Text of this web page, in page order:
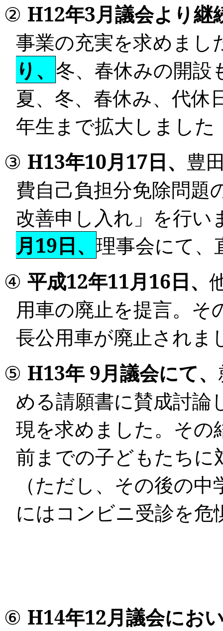
② H12年3月議会より継
事業の充実を求めまし
り、 冬、春休みの開設
夏、冬、春休み、代休
年生まで拡大しました
③ H13年10月17日、 豊
費自己負担分免除問題
改善申し入れ」を行い
月19日、 理事会にて、
④ 平成12年11月16日、
用車の廃止を提言。 そ
長公用車が廃止されま
⑤ H13年 9月議会にて、
める請願書に賛成討論
現を求めました。その
前までの子どもたちに
（ただし、その後の
にはコンビニ受診を
⑥ H14年12月議会にお